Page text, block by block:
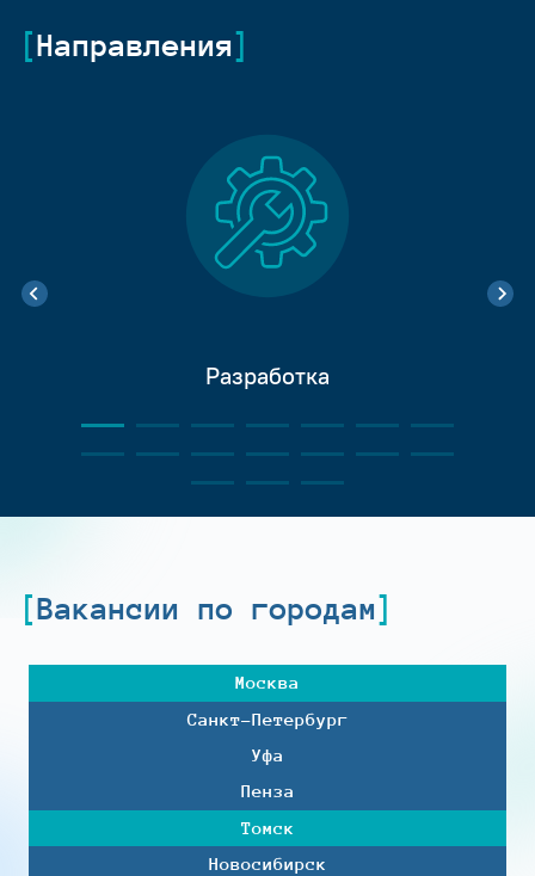
Направления
Разработка
Вакансии по городам
Москва
Санкт-Петербург
Уфа
Пенза
Томск
Новосибирск